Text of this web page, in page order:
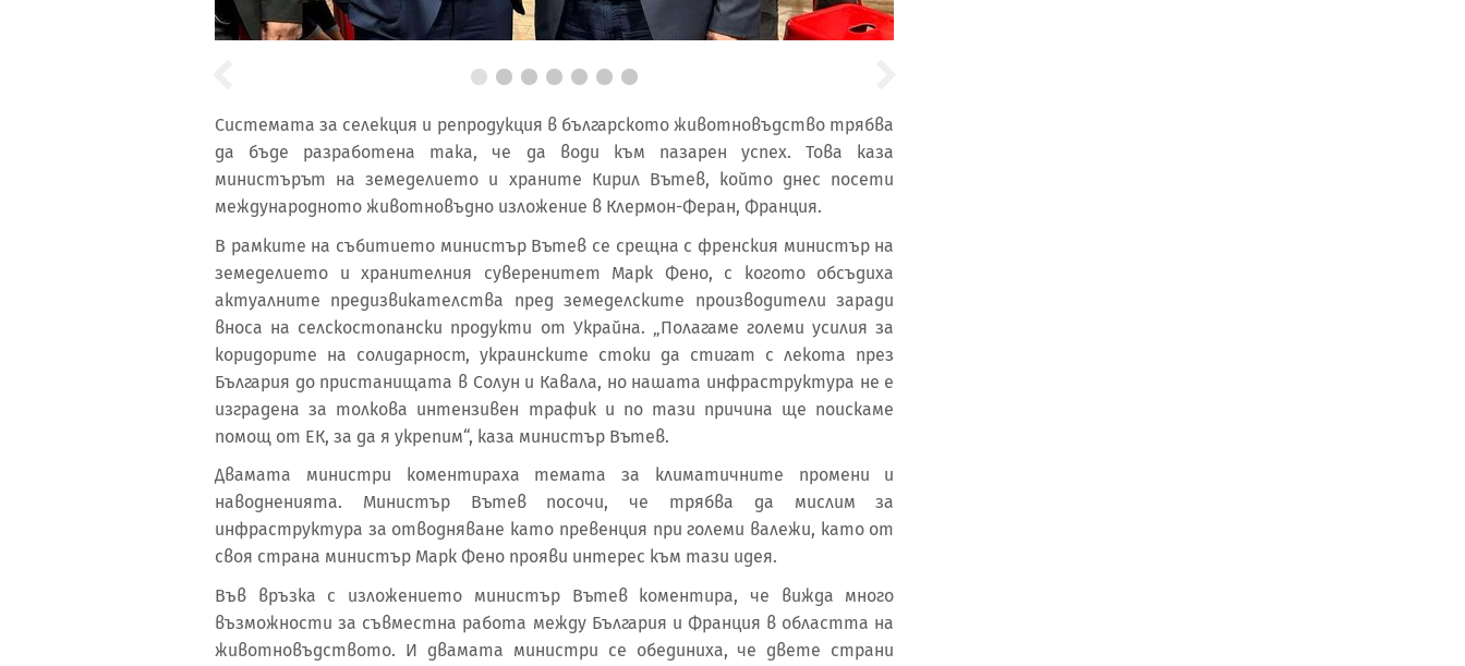
Системата за селекция и репродукция в българското животновъдство трябва
да бъде разработена така, че да води към пазарен успех. Това каза
министърът на земеделието и храните Кирил Вътев, който днес посети
международното животновъдно изложение в Клермон-Феран, Франция.
В рамките на събитието министър Вътев се срещна с френския министър на
земеделието и хранителния суверенитет Марк Фено, с когото обсъдиха
актуалните предизвикателства пред земеделските производители заради
вноса на селскостопански продукти от Украйна. „Полагаме големи усилия за
коридорите на солидарност, украинските стоки да стигат с лекота през
България до пристанищата в Солун и Кавала, но нашата инфраструктура не е
изградена за толкова интензивен трафик и по тази причина ще поискаме
помощ от ЕК, за да я укрепим“, каза министър Вътев.
Двамата министри коментираха темата за климатичните промени и
наводненията. Министър Вътев посочи, че трябва да мислим за
инфраструктура за отводняване като превенция при големи валежи, като от
своя страна министър Марк Фено прояви интерес към тази идея.
Във връзка с изложението министър Вътев коментира, че вижда много
възможности за съвместна работа между България и Франция в областта на
животновъдството. И двамата министри се обединиха, че двете страни